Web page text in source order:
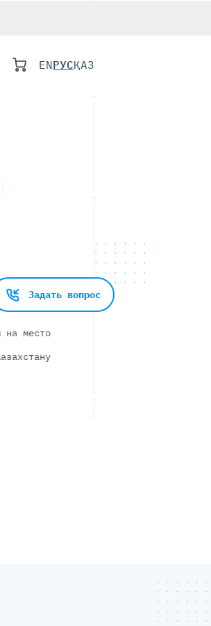
ENРУСҚАЗ
Задать вопрос
на место